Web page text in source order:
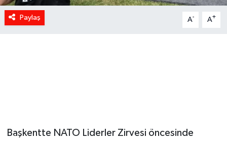
Paylaş A- A+
Başkentte NATO Liderler Zirvesi öncesinde